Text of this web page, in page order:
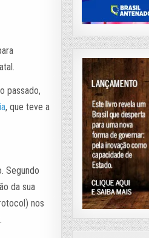
passado,
, que teve a
Segundo
da sua
nos